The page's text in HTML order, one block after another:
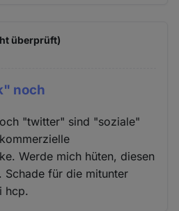
überprüft)
noch
"twitter" sind "soziale"
Werde mich hüten, diesen
Schade für die mitunter
hcp.